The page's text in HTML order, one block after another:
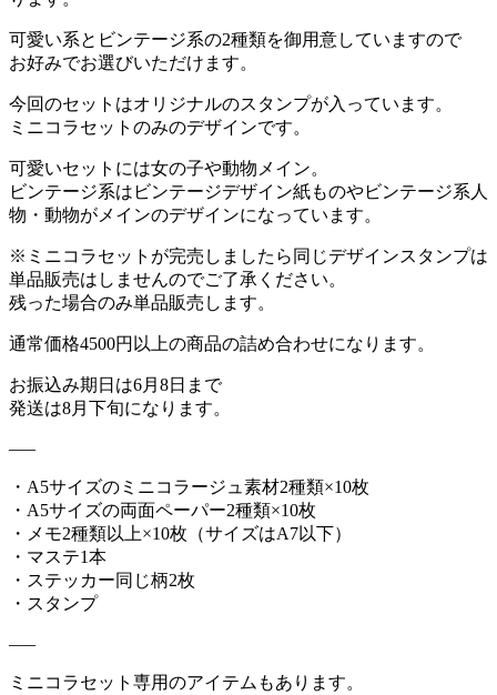
可愛い系とビンテージ系の2種類を御用意していますので
お好みでお選びいただけます。
今回のセットはオリジナルのスタンプが入っています。
ミニコラセットのみのデザインです。
可愛いセットには女の子や動物メイン。
ビンテージ系はビンテージデザイン紙ものやビンテージ系人
物・動物がメインのデザインになっています。
※ミニコラセットが完売しましたら同じデザインスタンプは
単品販売はしませんのでご了承ください。
残った場合のみ単品販売します。
通常価格4500円以上の商品の詰め合わせになります。
お振込み期日は6月8日まで
発送は8月下旬になります。
—–
・A5サイズのミニコラージュ素材2種類×10枚
・A5サイズの両面ペーパー2種類×10枚
・メモ2種類以上×10枚（サイズはA7以下）
・マステ1本
・ステッカー同じ柄2枚
・スタンプ
—–
ミニコラセット専用のアイテムもあります。